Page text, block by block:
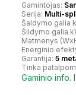
Gamintojas:
Serija: Multi-
Šaldymo galia
Šildymo galia
Matmenys
Energinio
Garantija: 5
Tinka
Gaminio info.